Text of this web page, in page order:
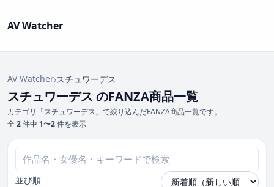
AV Watcher
AV Watcher›スチュワーデス
スチュワーデス のFANZA商品一覧
カテゴリ「スチュワーデス」で絞り込んだFANZA商品一覧です。
全 2件中 1〜2件を表示
並び順